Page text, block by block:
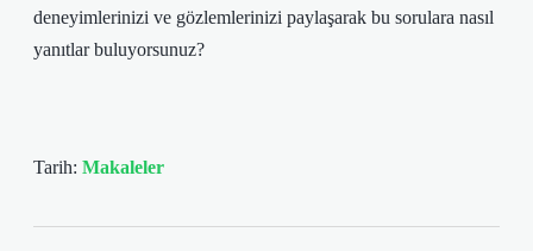
deneyimlerinizi ve gözlemlerinizi paylaşarak bu sorulara nasıl
yanıtlar buluyorsunuz?
Tarih: Makaleler